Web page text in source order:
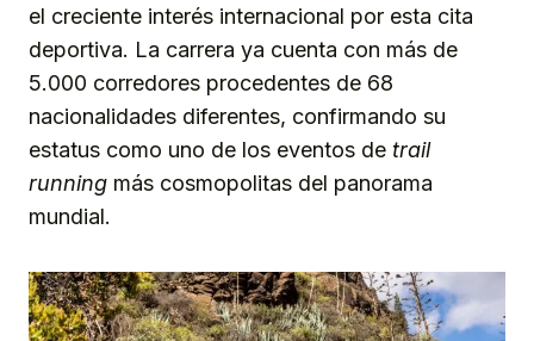
el creciente interés internacional por esta cita
deportiva. La carrera ya cuenta con más de
5.000 corredores procedentes de 68
nacionalidades diferentes, confirmando su
estatus como uno de los eventos de trail
running más cosmopolitas del panorama
mundial.